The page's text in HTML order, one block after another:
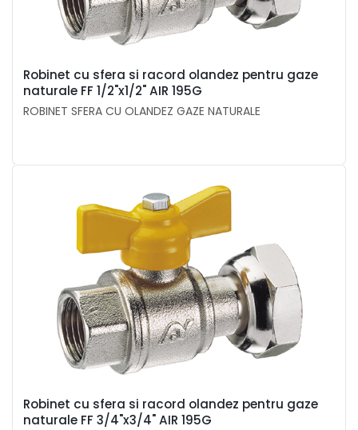
Robinet cu sfera si racord olandez pentru gaze
naturale FF 1/2"x1/2" AIR 195G
ROBINET SFERA CU OLANDEZ GAZE NATURALE
Robinet cu sfera si racord olandez pentru gaze
naturale FF 3/4"x3/4" AIR 195G